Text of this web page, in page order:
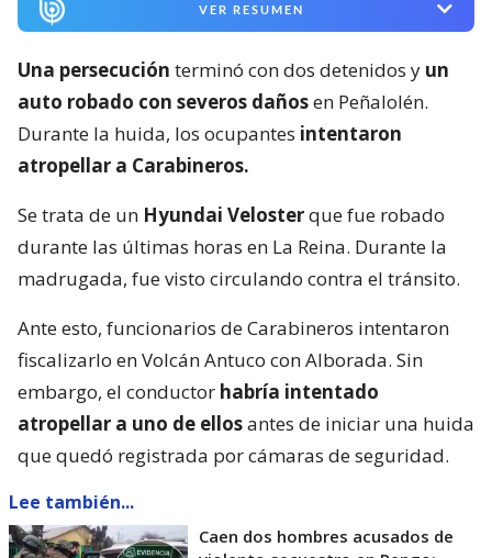
VER RESUMEN
Una persecución terminó con dos detenidos y un
auto robado con severos dañosen Peñalolén.
Durante la huida, los ocupantes intentaron
atropellar a Carabineros.
Se trata de un Hyundai Velosterque fue robado
durante las últimas horas en La Reina. Durante la
madrugada, fue visto circulando contra el tránsito.
Ante esto, funcionarios de Carabineros intentaron
fiscalizarlo en Volcán Antuco con Alborada. Sin
embargo, el conductor habría intentado
atropellar a uno de ellosantes de iniciar una huida
que quedó registrada por cámaras de seguridad.
Lee también...
Caen dos hombres acusados de